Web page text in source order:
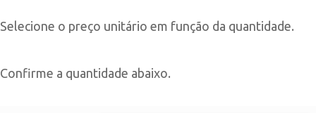
Selecione o preço unitário em função da quantidade.
Confirme a quantidade abaixo.